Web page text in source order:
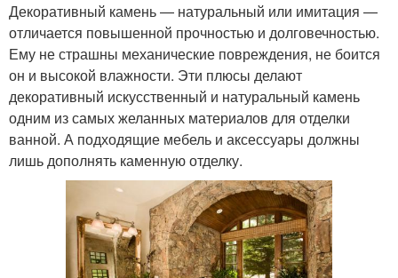
Декоративный камень — натуральный или имитация —
отличается повышенной прочностью и долговечностью.
Ему не страшны механические повреждения, не боится
он и высокой влажности. Эти плюсы делают
декоративный искусственный и натуральный камень
одним из самых желанных материалов для отделки
ванной. А подходящие мебель и аксессуары должны
лишь дополнять каменную отделку.